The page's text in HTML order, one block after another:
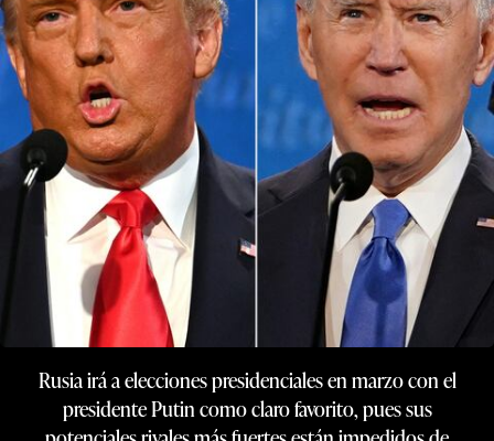
Rusia irá a elecciones presidenciales en marzo con el
presidente Putin como claro favorito, pues sus